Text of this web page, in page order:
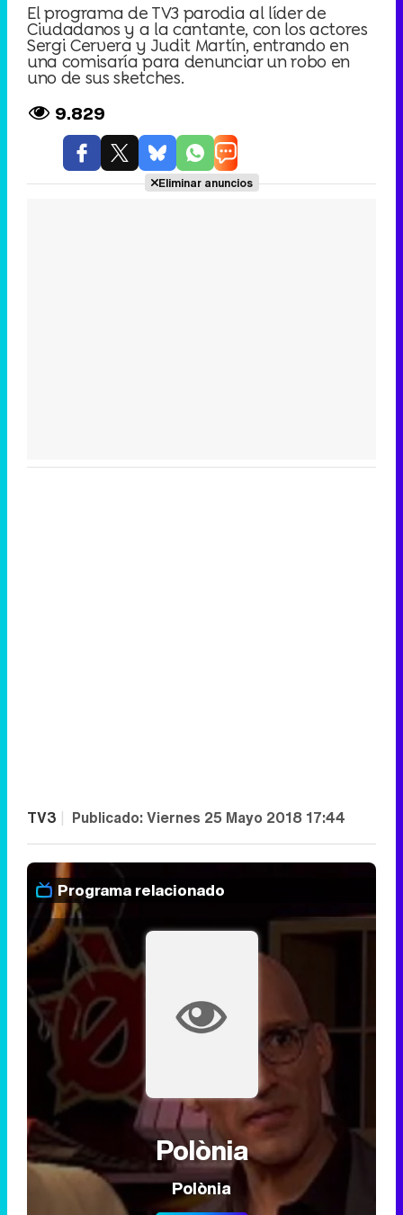
El programa de TV3 parodia al líder de
Ciudadanos y a la cantante, con los actores
Sergi Cervera y Judit Martín, entrando en
una comisaría para denunciar un robo en
uno de sus sketches.
9.829
Eliminar anuncios
TV3 | Publicado:Viernes 25 Mayo 2018 17:44
Programa relacionado
Polònia
Polònia